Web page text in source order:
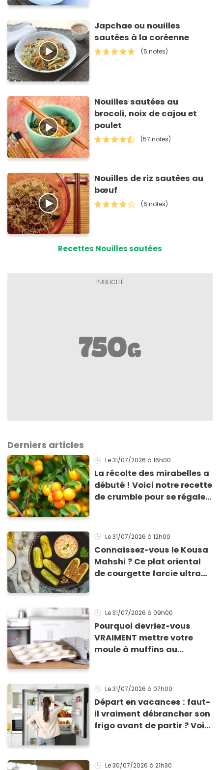
Japchae ou nouilles
sautées à la coréenne
(5 notes)
Nouilles sautées au
brocoli, noix de cajou et
poulet
(57 notes)
Nouilles de riz sautées au
bœuf
(6 notes)
Recettes Nouilles sautées
Derniers articles
Le 31/07/2026 à 16h00
La récolte des mirabelles a
débuté ! Voici notre recette
de crumble pour se régaler
Le 31/07/2026 à 12h00
Connaissez-vous le Kousa
Mahshi ? Ce plat oriental
de courgette farcie ultra
Le 31/07/2026 à 09h00
Pourquoi devriez-vous
VRAIMENT mettre votre
moule à muffins au
!
Le 31/07/2026 à 07h00
Départ en vacances : faut-
il vraiment débrancher son
frigo avant de partir ? Voici
Le 30/07/2026 à 21h30